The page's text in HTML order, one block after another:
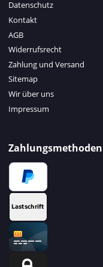
Datenschutz
Kontakt
AGB
Widerrufsrecht
Zahlung und Versand
Sitemap
Wir über uns
Impressum
Zahlungsmethoden